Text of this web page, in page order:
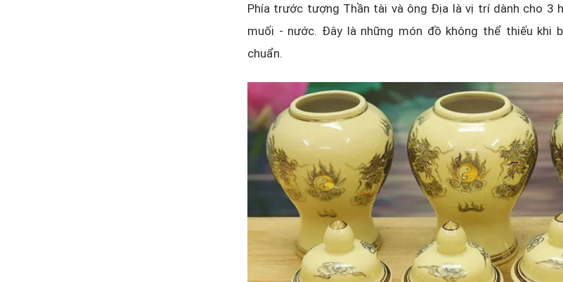
Phía trước tượng Thần tài và ông Địa là vị trí dành cho 3
muối - nước. Đây là những món đồ không thể thiếu khi
chuẩn.